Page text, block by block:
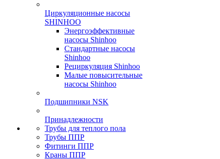
Циркуляционные насосы
SHINHOO
Энергоэффективные
насосы Shinhoo
Стандартные насосы
Shinhoo
Рециркуляция Shinhoo
Малые повысительные
насосы Shinhoo
Подшипники NSK
Принадлежности
Трубы для теплого пола
Трубы ППР
Фитинги ППР
Краны ППР